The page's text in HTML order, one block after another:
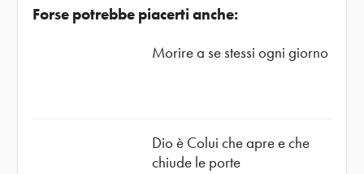
Forse potrebbe piacerti anche:
Morire a se stessi ogni giorno
Dio è Colui che apre e che
chiude le porte